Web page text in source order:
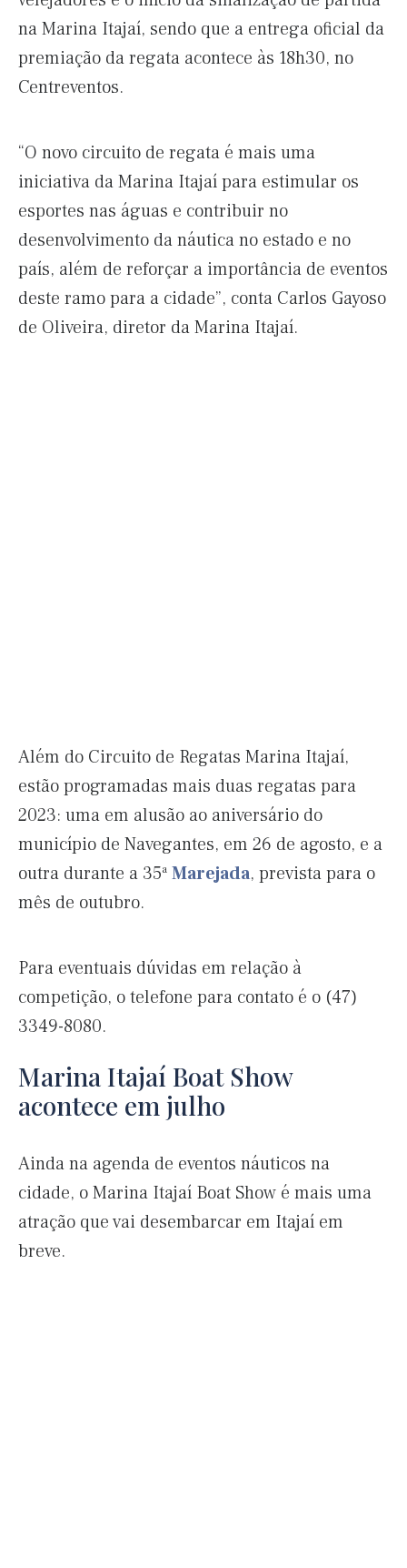
na Marina Itajaí, sendo que a entrega oficial da
premiação da regata acontece às 18h30, no
Centreventos.
“O novo circuito de regata é mais uma
iniciativa da Marina Itajaí para estimular os
esportes nas águas e contribuir no
desenvolvimento da náutica no estado e no
país, além de reforçar a importância de eventos
deste ramo para a cidade”, conta Carlos Gayoso
de Oliveira, diretor da Marina Itajaí.
Além do Circuito de Regatas Marina Itajaí,
estão programadas mais duas regatas para
2023: uma em alusão ao aniversário do
município de Navegantes, em 26 de agosto, e a
outra durante a 35ªMarejada, prevista para o
mês de outubro.
Para eventuais dúvidas em relação à
competição, o telefone para contato é o (47)
3349-8080.
Marina Itajaí Boat Show
acontece em julho
Ainda na agenda de eventos náuticos na
cidade, o Marina Itajaí Boat Show é mais uma
atração que vai desembarcar em Itajaí em
breve.